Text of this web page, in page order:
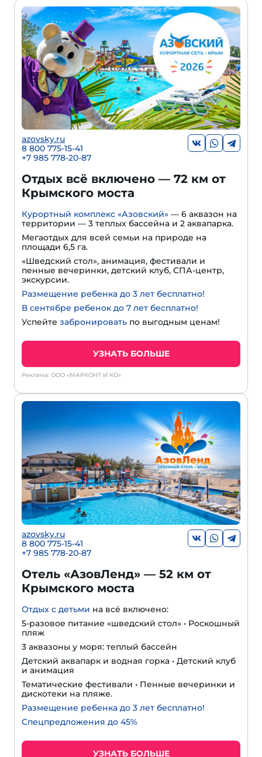
azovsky.ru
8 800 775-15-41
+7 985 778-20-87
Отдых всё включено — 72 км от
Крымского моста
Курортный комплекс «Азовский» — 6 аквазон на
территории — 3 теплых бассейна и 2 аквапарка.
Мегаотдых для всей семьи на природе на
площади 6,5 га.
«Шведский стол», анимация, фестивали и
пенные вечеринки, детский клуб, СПА-центр,
экскурсии.
Размещение ребенка до 3 лет бесплатно!
В сентябре ребенок до 7 лет бесплатно!
Успейте забронировать по выгодным ценам!
УЗНАТЬ БОЛЬШЕ
Реклама: ООО «МАРКОНТ И КО»
azovsky.ru
8 800 775-15-41
+7 985 778-20-87
Отель «АзовЛенд» — 52 км от
Крымского моста
Отдых с детьми на всё включено:
5-разовое питание «шведский стол» • Роскошный
пляж
3 аквазоны у моря: теплый бассейн
Детский аквапарк и водная горка • Детский клуб
и анимация
Тематические фестивали • Пенные вечеринки и
дискотеки на пляже.
Размещение ребенка до 3 лет бесплатно!
Спецпредложения до 45%
УЗНАТЬ БОЛЬШЕ